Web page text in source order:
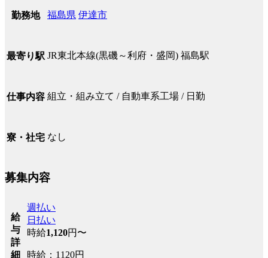
勤務地 福島県 伊達市
最寄り駅 JR東北本線(黒磯～利府・盛岡) 福島駅
仕事内容 組立・組み立て / 自動車系工場 / 日勤
寮・社宅 なし
募集内容
給
与
詳
細
週払い
日払い
時給1,120円〜
時給：1120円